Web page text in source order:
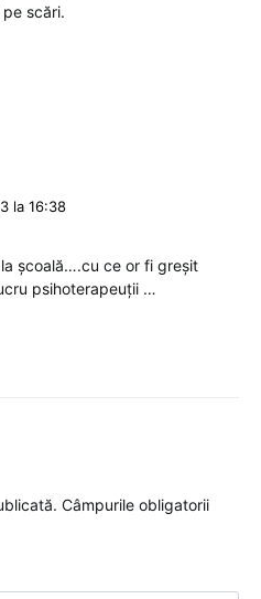
scări.
la 16:38
școală….cu ce or fi greșit
psihoterapeuții …
Câmpurile obligatorii